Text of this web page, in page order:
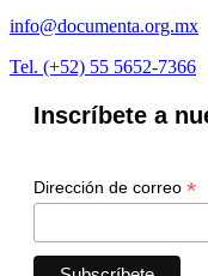
info@documenta.org.mx
Tel. (+52) 55 5652-7366
Inscríbete a
Dirección de correo *